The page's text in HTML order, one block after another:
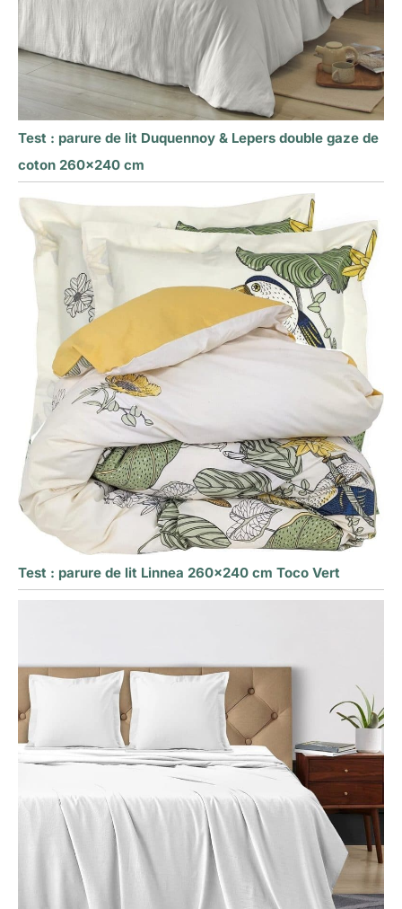
Test : parure de lit Duquennoy & Lepers double gaze de
coton 260×240 cm
Test : parure de lit Linnea 260×240 cm Toco Vert